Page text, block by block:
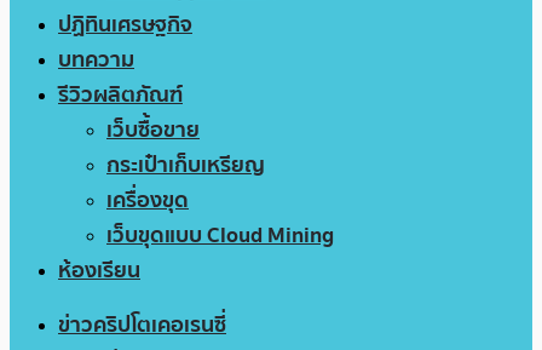
ปฏิทินเศรษฐกิจ
บทความ
รีวิวผลิตภัณฑ์
เว็บซื้อขาย
กระเป๋าเก็บเหรียญ
เครื่องขุด
เว็บขุดแบบ Cloud Mining
ห้องเรียน
ข่าวคริปโตเคอเรนซี่